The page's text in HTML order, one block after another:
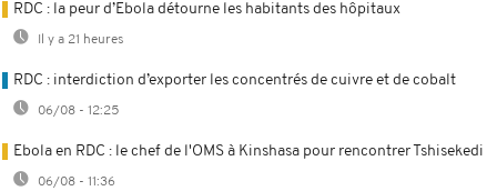
RDC : la peur d’Ebola détourne les habitants des hôpitaux
Il y a 21 heures
RDC : interdiction d’exporter les concentrés de cuivre et de cobalt
06/08 - 12:25
Ebola en RDC : le chef de l'OMS à Kinshasa pour rencontrer Tshisekedi
06/08 - 11:36